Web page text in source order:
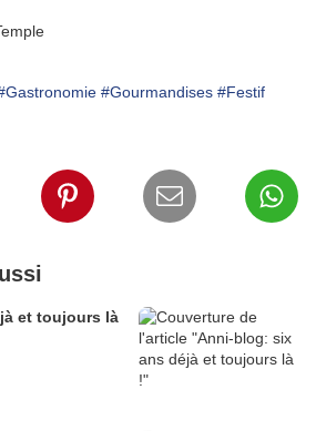
#Gourmandises #Festif
et toujours là